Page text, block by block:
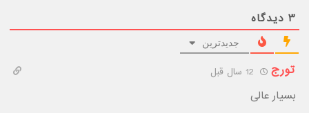
۳ دیدگاه
جدیدترین
تورج
بسیار عالی